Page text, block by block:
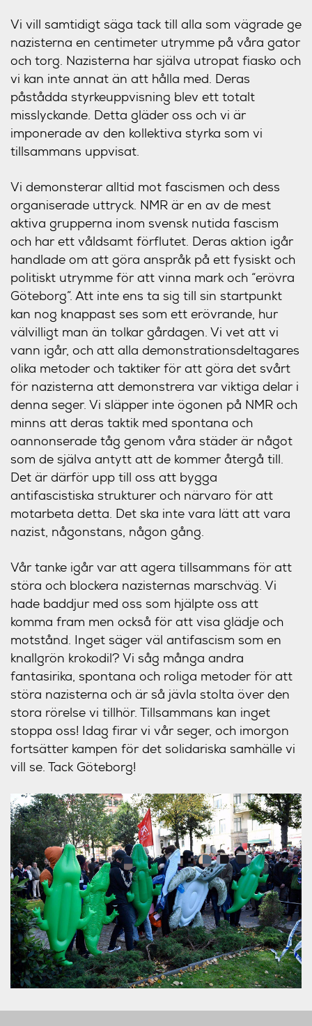
Vi vill samtidigt säga tack till alla som vägrade ge
nazisterna en centimeter utrymme på våra gator
och torg. Nazisterna har själva utropat fiasko och
vi kan inte annat än att hålla med. Deras
påstådda styrkeuppvisning blev ett totalt
misslyckande. Detta gläder oss och vi är
imponerade av den kollektiva styrka som vi
tillsammans uppvisat.
Vi demonsterar alltid mot fascismen och dess
organiserade uttryck. NMR är en av de mest
aktiva grupperna inom svensk nutida fascism
och har ett våldsamt förflutet. Deras aktion igår
handlade om att göra anspråk på ett fysiskt och
politiskt utrymme för att vinna mark och “erövra
Göteborg”. Att inte ens ta sig till sin startpunkt
kan nog knappast ses som ett erövrande, hur
välvilligt man än tolkar gårdagen. Vi vet att vi
vann igår, och att alla demonstrationsdeltagares
olika metoder och taktiker för att göra det svårt
för nazisterna att demonstrera var viktiga delar i
denna seger. Vi släpper inte ögonen på NMR och
minns att deras taktik med spontana och
oannonserade tåg genom våra städer är något
som de själva antytt att de kommer återgå till.
Det är därför upp till oss att bygga
antifascistiska strukturer och närvaro för att
motarbeta detta. Det ska inte vara lätt att vara
nazist, någonstans, någon gång.
Vår tanke igår var att agera tillsammans för att
störa och blockera nazisternas marschväg. Vi
hade baddjur med oss som hjälpte oss att
komma fram men också för att visa glädje och
motstånd. Inget säger väl antifascism som en
knallgrön krokodil? Vi såg många andra
fantasirika, spontana och roliga metoder för att
störa nazisterna och är så jävla stolta över den
stora rörelse vi tillhör. Tillsammans kan inget
stoppa oss! Idag firar vi vår seger, och imorgon
fortsätter kampen för det solidariska samhälle vi
vill se. Tack Göteborg!